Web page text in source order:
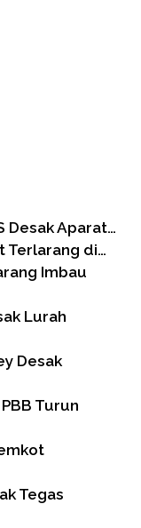
Desak Aparat…
Terlarang di…
Imbau
Lurah
Desak
Turun
Tegas